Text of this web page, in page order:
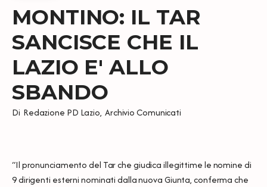
MONTINO: IL TAR
SANCISCE CHE IL
LAZIO E' ALLO
SBANDO
Di Redazione PD Lazio, Archivio Comunicati
“Il pronunciamento del Tar che giudica illegittime le nomine di
9 dirigenti esterni nominati dalla nuova Giunta, conferma che